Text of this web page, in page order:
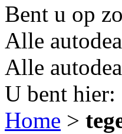
Bent u op
Alle
Alle
U bent hier:
Home >